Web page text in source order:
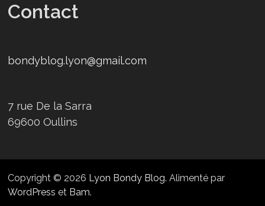
Contact
bondyblog.lyon@gmail.com
7 rue De la Sarra
69600 Oullins
Copyright © 2026 Lyon Bondy Blog. Alimenté par
WordPress et Bam.